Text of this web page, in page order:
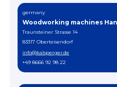
germany
Woodworking machines
Traunsteiner Strasse 14
83317 Oberteisendorf
info@kalsperger.de
+49 8666 92 98 22